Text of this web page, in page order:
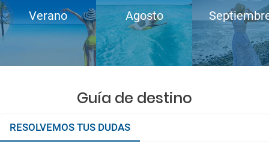
Verano Agosto
Guía de destino
RESOLVEMOS TUS DUDAS